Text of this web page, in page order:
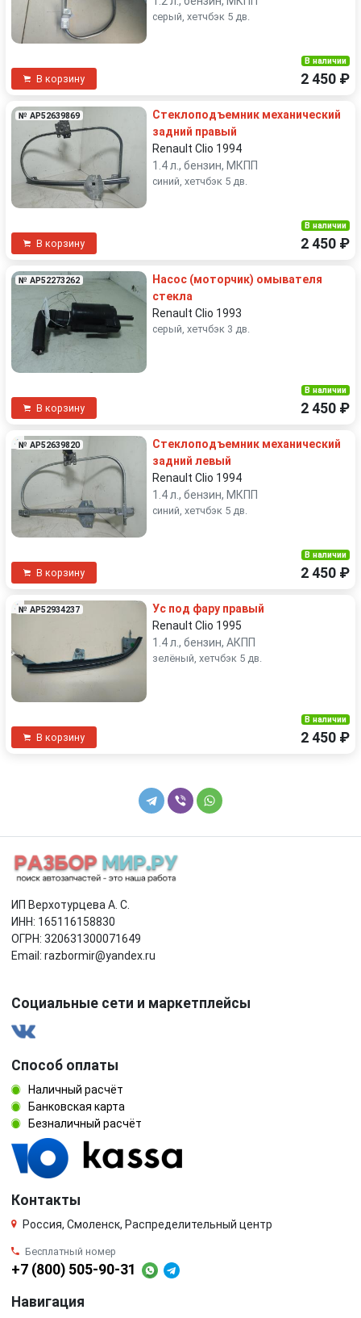
серый, хетчбэк 5 дв.
В корзину
В наличии
2 450 ₽
№ AP52639869
Стеклоподъемник механический
задний правый
Renault Clio 1994
1.4 л., бензин, МКПП
синий, хетчбэк 5 дв.
В корзину
В наличии
2 450 ₽
№ AP52273262
Насос (моторчик) омывателя
стекла
Renault Clio 1993
серый, хетчбэк 3 дв.
В корзину
В наличии
2 450 ₽
№ AP52639820
Стеклоподъемник механический
задний левый
Renault Clio 1994
1.4 л., бензин, МКПП
синий, хетчбэк 5 дв.
В корзину
В наличии
2 450 ₽
№ AP52934237
Ус под фару правый
Renault Clio 1995
1.4 л., бензин, АКПП
зелёный, хетчбэк 5 дв.
В корзину
В наличии
2 450 ₽
ИП Верхотурцева А. С.
ИНН: 165116158830
ОГРН: 320631300071649
Email: razbormir@yandex.ru
Социальные сети и маркетплейсы
Способ оплаты
Наличный расчёт
Банковская карта
Безналичный расчёт
Контакты
Россия, Смоленск, Распределительный центр
Бесплатный номер
+7 (800) 505-90-31
Навигация